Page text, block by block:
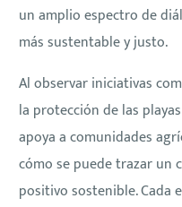
un amplio espectro de
más sustentable y justo.
Al observar iniciativas
la protección de las
apoya a comunidades
cómo se puede trazar un
positivo sostenible. Cada